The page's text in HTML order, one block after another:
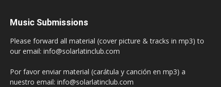
Music Submissions
Please forward all material (cover picture & tracks in mp3) to
our email: info@solarlatinclub.com
Por favor enviar material (carátula y canción en mp3) a
nuestro email: info@solarlatinclub.com